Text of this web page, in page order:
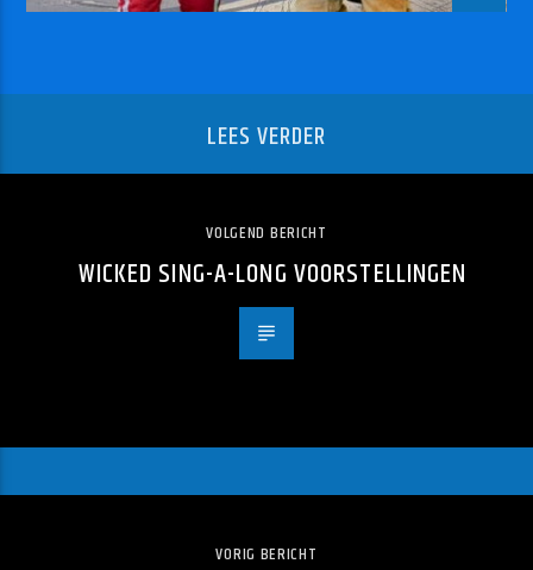
LEES VERDER
VOLGEND BERICHT
WICKED SING-A-LONG VOORSTELLINGEN
VORIG BERICHT